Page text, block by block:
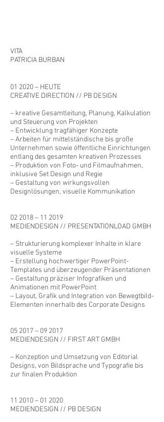
VITA
PATRICIA BURBAN
​01 2020 – HEUTE
CREATIVE DIRECTION // PB DESIGN
– kreative Gesamtleitung, Planung, Kalkulation
und Steuerung von Projekten
– Entwicklung tragfähiger Konzepte
– Arbeiten für mittelständische bis große
Unternehmen sowie öffentliche Einrichtungen
entlang des gesamten kreativen Prozesses
– Produktion von Foto- und Filmaufnahmen,
inklusive Set Design und Regie
– Gestaltung von wirkungsvollen
Designlösungen, visuelle Kommunikation
02 2018 – 11 2019
MEDIENDESIGN // PRESENTATIONLOAD GMBH
– Strukturierung komplexer Inhalte in klare
visuelle Systeme
– Erstellung hochwertiger PowerPoint-
Templates und überzeugender Präsentationen
– Gestaltung präziser Infografiken und
Animationen mit PowerPoint
– Layout, Grafik und Integration von Bewegtbild-
Elementen innerhalb des Corporate Designs
05 2017 – 09 2017
MEDIENDESIGN // FIRST ART GMBH
– Konzeption und Umsetzung von Editorial
Designs, von Bildsprache und Typografie bis
zur finalen Produktion
11 2010 – 01 2020
MEDIENDESIGN // PB DESIGN